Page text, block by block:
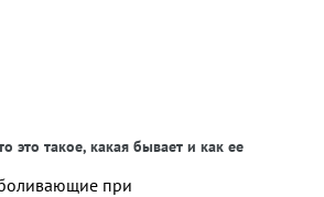
это такое, какая бывает и как ее